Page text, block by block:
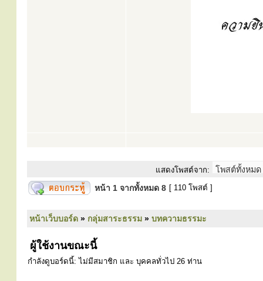
แสดงโพสต์จาก:
หน้า 1 จากทั้งหมด 8 [ 110 โพสต์ ]
หน้าเว็บบอร์ด » กลุ่มสาระธรรม » บทความธรรมะ
ผู้ใช้งานขณะนี้
กำลังดูบอร์ดนี้: ไม่มีสมาชิก และ บุคคลทั่วไป 26 ท่าน